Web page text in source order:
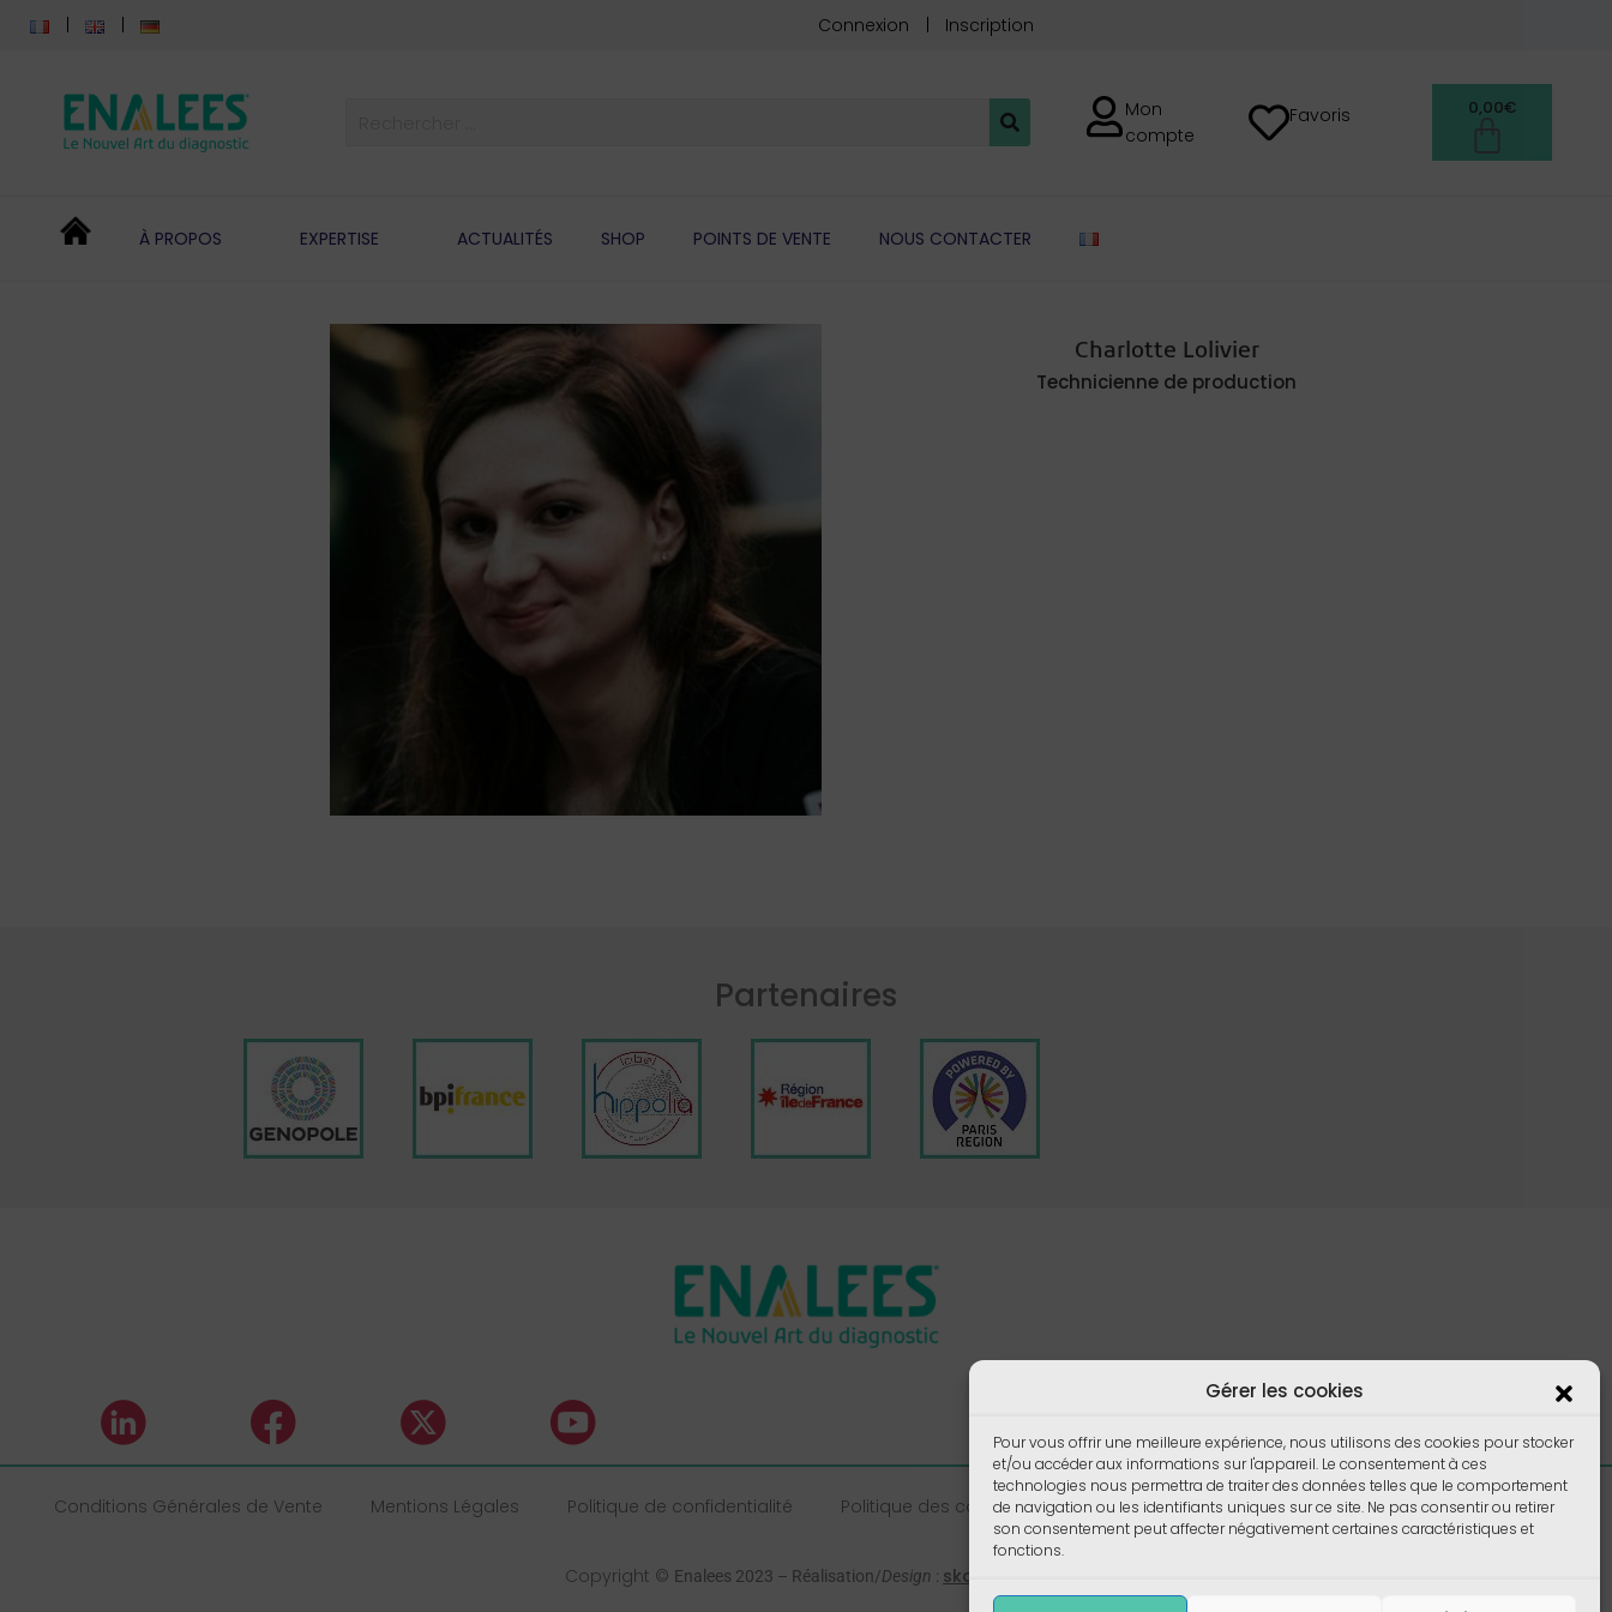
Gérer les cookies
Pour vous offrir une meilleure expérience, nous utilisons des cookies pour stocker
et/ou accéder aux informations sur l'appareil. Le consentement à ces
technologies nous permettra de traiter des données telles que le comportement
de navigation ou les identifiants uniques sur ce site. Ne pas consentir ou retirer
son consentement peut affecter négativement certaines caractéristiques et
fonctions.
Connexion Inscription
Mon
compte
Favoris 0,00€
À PROPOS EXPERTISE ACTUALITÉS SHOP POINTS DE VENTE NOUS CONTACTER
Charlotte Lolivier
Technicienne de production
Partenaires
Conditions Générales de Vente Mentions Légales Politique de confidentialité Politique des cookies Foire aux Questions
Copyright © Enalees 2023 – Réalisation/Design : skalecom.fr